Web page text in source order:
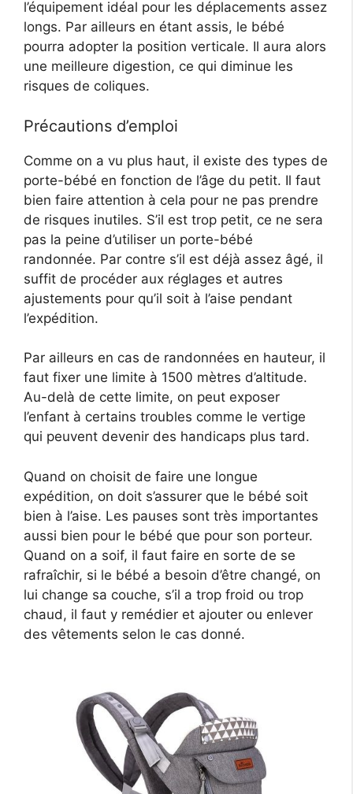
l’équipement idéal pour les déplacements assez
longs. Par ailleurs en étant assis, le bébé
pourra adopter la position verticale. Il aura alors
une meilleure digestion, ce qui diminue les
risques de coliques.
Précautions d’emploi
Comme on a vu plus haut, il existe des types de
porte-bébé en fonction de l’âge du petit. Il faut
bien faire attention à cela pour ne pas prendre
de risques inutiles. S’il est trop petit, ce ne sera
pas la peine d’utiliser un porte-bébé
randonnée. Par contre s’il est déjà assez âgé, il
suffit de procéder aux réglages et autres
ajustements pour qu’il soit à l’aise pendant
l’expédition.
Par ailleurs en cas de randonnées en hauteur, il
faut fixer une limite à 1500 mètres d’altitude.
Au-delà de cette limite, on peut exposer
l’enfant à certains troubles comme le vertige
qui peuvent devenir des handicaps plus tard.
Quand on choisit de faire une longue
expédition, on doit s’assurer que le bébé soit
bien à l’aise. Les pauses sont très importantes
aussi bien pour le bébé que pour son porteur.
Quand on a soif, il faut faire en sorte de se
rafraîchir, si le bébé a besoin d’être changé, on
lui change sa couche, s’il a trop froid ou trop
chaud, il faut y remédier et ajouter ou enlever
des vêtements selon le cas donné.